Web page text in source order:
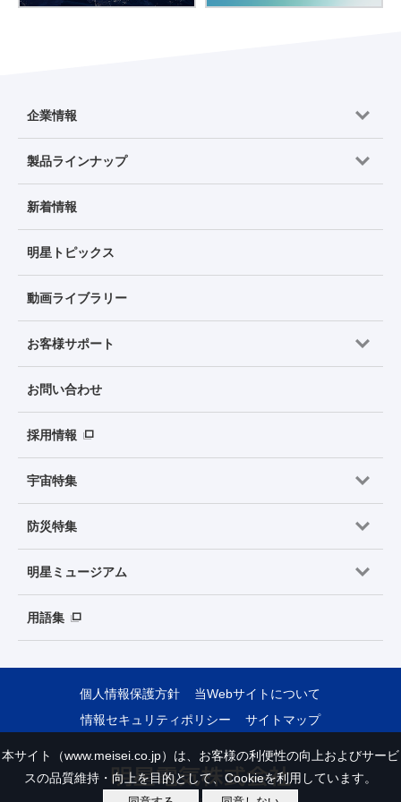
企業情報
製品ラインナップ
新着情報
明星トピックス
動画ライブラリー
お客様サポート
お問い合わせ
採用情報
宇宙特集
防災特集
明星ミュージアム
用語集
個人情報保護方針
当Webサイトについて
情報セキュリティポリシー
サイトマップ
本サイト（www.meisei.co.jp）は、お客様の利便性の向上およびサービ
スの品質維持・向上を目的として、Cookieを利用しています。